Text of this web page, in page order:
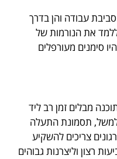
עבודה והן בדרך
ללמד את הנורמות של
סימנים מעורפלים
מבלים זמן רב ליד
למשל, תסמונת התעלה
צריכים להשקיע
רצון וליצרנות גבוהים